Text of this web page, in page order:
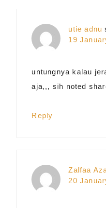
utie adnu
19
untungnya kalau
aja,,, sih noted
Reply
Zalfaa
20